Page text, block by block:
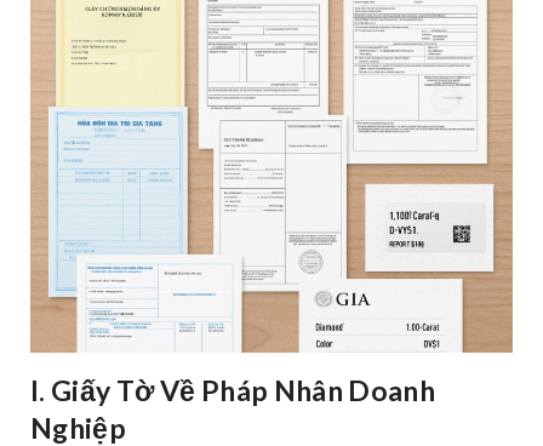
I. Giấy Tờ Về Pháp Nhân Doanh
Nghiệp